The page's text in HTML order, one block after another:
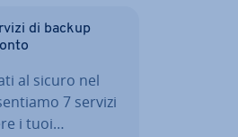
di backup
al sicuro nel
7 servizi
i tuoi…